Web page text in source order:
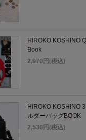
HIROKO KOSHINO
Book
2,970円(税込)
HIROKO KOSHINO
ルダーバッグBOOK
2,530円(税込)